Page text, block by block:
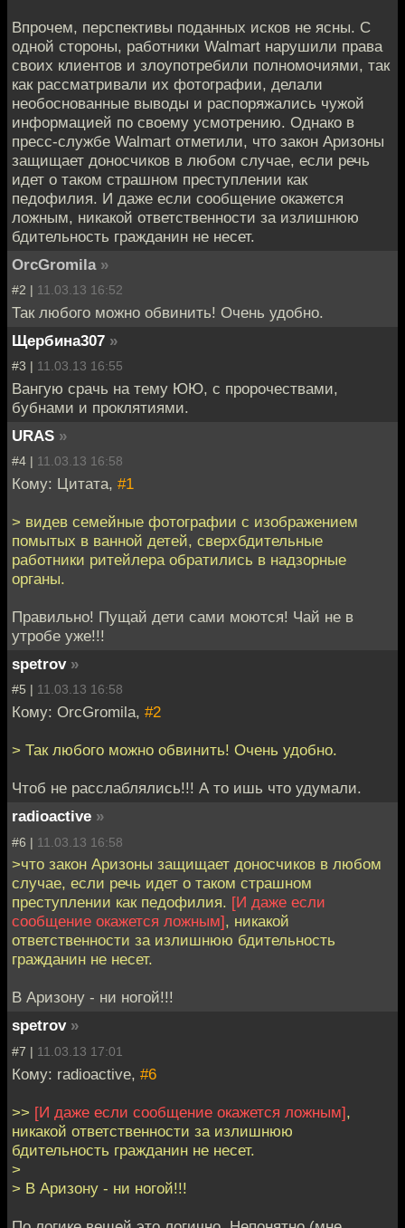
Впрочем, перспективы поданных исков не ясны. С
одной стороны, работники Walmart нарушили права
своих клиентов и злоупотребили полномочиями, так
как рассматривали их фотографии, делали
необоснованные выводы и распоряжались чужой
информацией по своему усмотрению. Однако в
пресс-службе Walmart отметили, что закон Аризоны
защищает доносчиков в любом случае, если речь
идет о таком страшном преступлении как
педофилия. И даже если сообщение окажется
ложным, никакой ответственности за излишнюю
бдительность гражданин не несет.
OrcGromila »
#2 | 11.03.13 16:52
Так любого можно обвинить! Очень удобно.
Щербина307 »
#3 | 11.03.13 16:55
Вангую срачь на тему ЮЮ, с пророчествами,
бубнами и проклятиями.
URAS »
#4 | 11.03.13 16:58
Кому: Цитата, #1
> видев семейные фотографии с изображением
помытых в ванной детей, сверхбдительные
работники ритейлера обратились в надзорные
органы.
Правильно! Пущай дети сами моются! Чай не в
утробе уже!!!
spetrov »
#5 | 11.03.13 16:58
Кому: OrcGromila, #2
> Так любого можно обвинить! Очень удобно.
Чтоб не расслаблялись!!! А то ишь что удумали.
radioactive »
#6 | 11.03.13 16:58
>что закон Аризоны защищает доносчиков в любом
случае, если речь идет о таком страшном
преступлении как педофилия. [И даже если
сообщение окажется ложным], никакой
ответственности за излишнюю бдительность
гражданин не несет.
В Аризону - ни ногой!!!
spetrov »
#7 | 11.03.13 17:01
Кому: radioactive, #6
>> [И даже если сообщение окажется ложным],
никакой ответственности за излишнюю
бдительность гражданин не несет.
>
> В Аризону - ни ногой!!!